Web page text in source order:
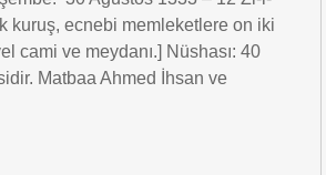
kuruş, ecnebi memleketlere on iki
cami ve meydanı.] Nüshası: 40
Matbaa Ahmed İhsan ve